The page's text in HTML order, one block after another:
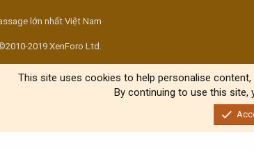
lớn nhất Việt Nam
2019 XenForo Ltd.
This site uses cookies to help personalise
By continuing to use this